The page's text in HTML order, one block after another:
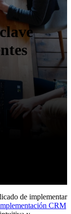
de implementar
CRM